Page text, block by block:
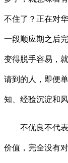
不住了？正在对
一段顺应期之后
变得脱手容易，
请到的人，即便
知、经验沉淀和
不优良不代表
价值，完全没有